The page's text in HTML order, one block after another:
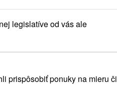
legislatíve od vás ale
prispôsobiť ponuky na mieru či